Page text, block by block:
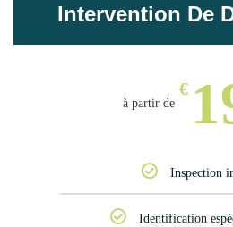
Intervention De
€
Inspection
Identification